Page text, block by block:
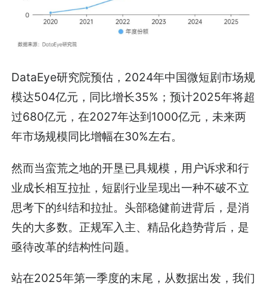
DataEye研究院预估，2024年中国微短剧市场规
模达504亿元，同比增长35%；预计2025年将超
过680亿元，在2027年达到1000亿元，未来两
年市场规模同比增幅在30%左右。
然而当蛮荒之地的开垦已具规模，用户诉求和行
业成长相互拉扯，短剧行业呈现出一种不破不立
思考下的纠结和拉扯。头部稳健前进背后，是消
失的大多数。正规军入主、精品化趋势背后，是
亟待改革的结构性问题。
站在2025年第一季度的末尾，从数据出发，我们